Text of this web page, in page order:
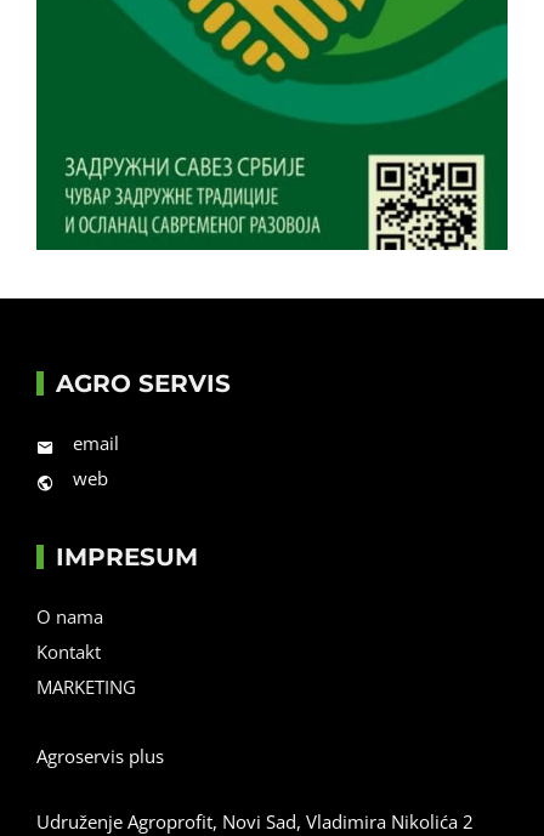
AGRO SERVIS
email
web
IMPRESUM
O nama
Kontakt
MARKETING
Agroservis plus
Udruženje Agroprofit, Novi Sad, Vladimira Nikolića 2